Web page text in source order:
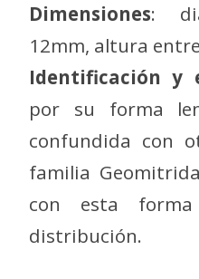
Dimensiones:
12mm, altura
Identificación y
por su forma
confundida con
familia
con esta
distribución.